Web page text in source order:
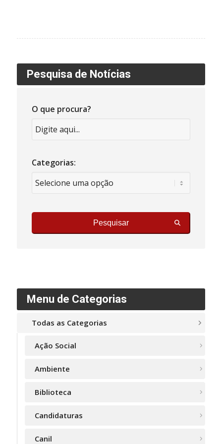
Pesquisa de Notícias
O que procura?
Categorias:
Pesquisar
Menu de Categorias
Todas as Categorias
Ação Social
Ambiente
Biblioteca
Candidaturas
Canil